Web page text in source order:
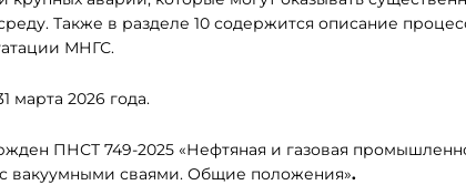
Также в разделе 10 содержится описание
МНГС.
марта 2026 года.
ПНСТ 749-2025 «Нефтяная и газовая
вакуумными сваями. Общие положения».